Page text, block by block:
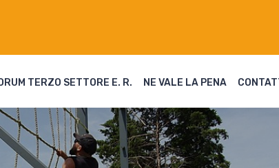
TERZO SETTORE E. R. NE VALE LA PENA